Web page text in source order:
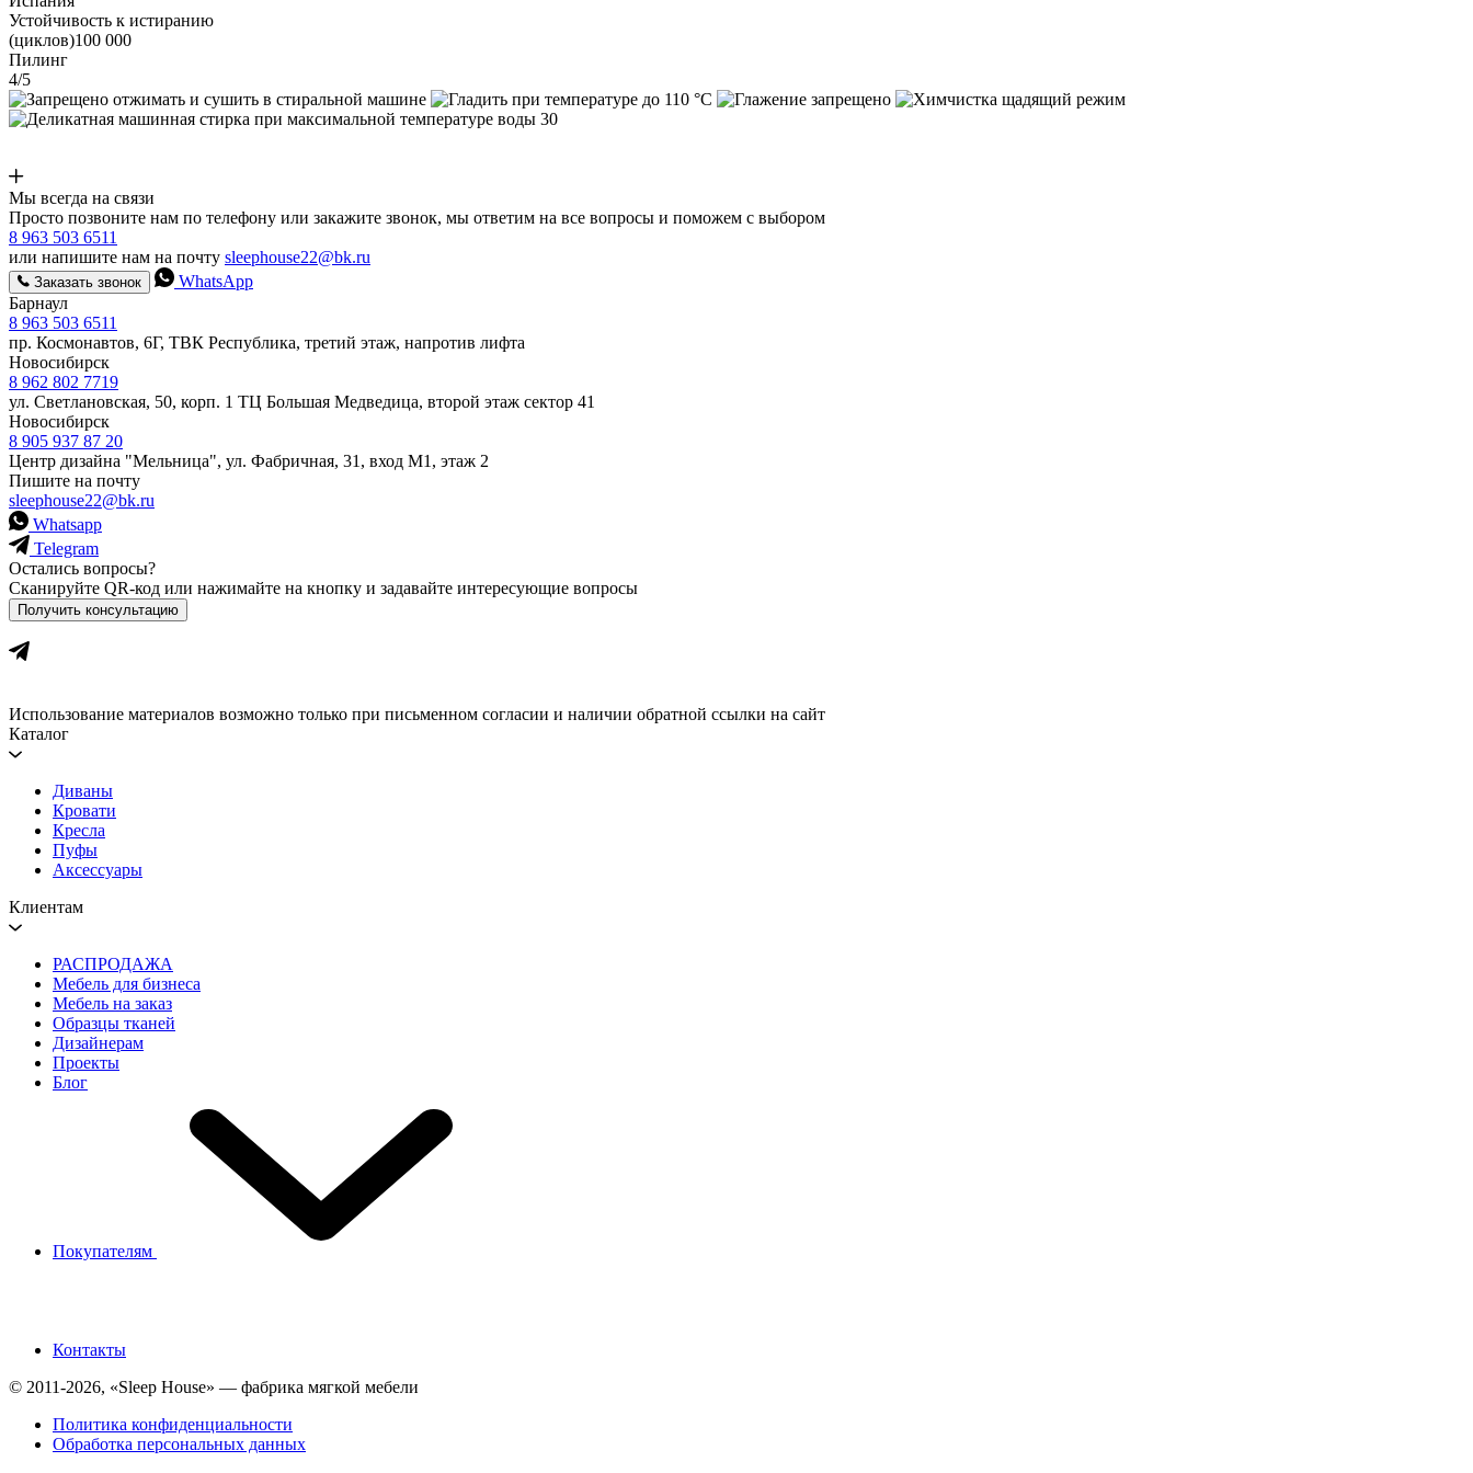
Устойчивость к истиранию
(циклов)100 000
Пилинг
4/5
Мы всегда на связи
Просто позвоните нам по телефону или закажите звонок, мы ответим на все вопросы и поможем с выбором
8 963 503 6511
или напишите нам на почту sleephouse22@bk.ru
Заказать звонок
WhatsApp
Барнаул
8 963 503 6511
пр. Космонавтов, 6Г, ТВК Республика, третий этаж, напротив лифта
Новосибирск
8 962 802 7719
ул. Светлановская, 50, корп. 1 ТЦ Большая Медведица, второй этаж сектор 41
Новосибирск
8 905 937 87 20
Центр дизайна "Мельница", ул. Фабричная, 31, вход М1, этаж 2
Пишите на почту
sleephouse22@bk.ru
Whatsapp
Telegram
Остались вопросы?
Сканируйте QR-код или нажимайте на кнопку и задавайте интересующие вопросы
Получить консультацию
Использование материалов возможно только при письменном согласии и наличии обратной ссылки на сайт
Каталог
Диваны
Кровати
Кресла
Пуфы
Аксессуары
Клиентам
РАСПРОДАЖА
Мебель для бизнеса
Мебель на заказ
Образцы тканей
Дизайнерам
Проекты
Блог
Покупателям
Контакты
© 2011-2026, «Sleep House» — фабрика мягкой мебели
Политика конфиденциальности
Обработка персональных данных